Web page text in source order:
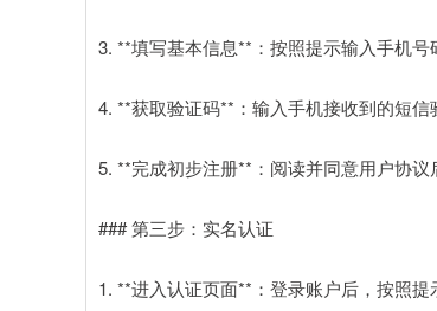
3. **填写基本信息**：按照提示输入手机号
4. **获取验证码**：输入手机接收到的短信
5. **完成初步注册**：阅读并同意用户协议
### 第三步：实名认证
1. **进入认证页面**：登录账户后，按照提